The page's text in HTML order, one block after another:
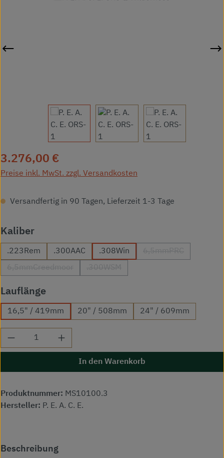
Regulärer Preis:
3.276,00 €
Preise inkl. MwSt. zzgl. Versandkosten
Versandfertig in 90 Tagen, Lieferzeit 1-3 Tage
Kaliberauswählen
.223Rem .300AAC .308Win
Lauflängeauswählen
16,5" / 419mm 20" / 508mm 24" / 609mm
Produkt Anzahl: Gib den gewünschten
In den Warenkorb
Produktnummer: MS10100.3
Hersteller: P. E. A. C. E.
Beschreibung